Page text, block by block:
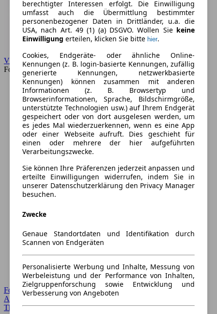
VW
Forum
Forum Startseite
Alle Auto-Foren
Themen-Forum
berechtigter Interessen erfolgt. Die Einwilligung
umfasst auch die Übermittlung bestimmter
personenbezogener Daten in Drittländer, u.a. die
USA, nach Art. 49 (1) (a) DSGVO. Wollen Sie keine
Einwilligung erteilen, klicken Sie bitte hier.
Cookies, Endgeräte- oder ähnliche Online-
Kennungen (z. B. login-basierte Kennungen, zufällig
generierte Kennungen, netzwerkbasierte
Kennungen) können zusammen mit anderen
Informationen (z. B. Browsertyp und
Browserinformationen, Sprache, Bildschirmgröße,
unterstützte Technologien usw.) auf Ihrem Endgerät
gespeichert oder von dort ausgelesen werden, um
es jedes Mal wiederzuerkennen, wenn es eine App
oder einer Webseite aufruft. Dies geschieht für
einen oder mehrere der hier aufgeführten
Verarbeitungszwecke.
Sie können Ihre Präferenzen jederzeit anpassen und
erteilte Einwilligungen widerrufen, indem Sie in
unserer Datenschutzerklärung den Privacy Manager
besuchen.
Zwecke
Genaue Standortdaten und Identifikation durch
Scannen von Endgeräten
Personalisierte Werbung und Inhalte, Messung von
Werbeleistung und der Performance von Inhalten,
Zielgruppenforschung sowie Entwicklung und
Verbesserung von Angeboten